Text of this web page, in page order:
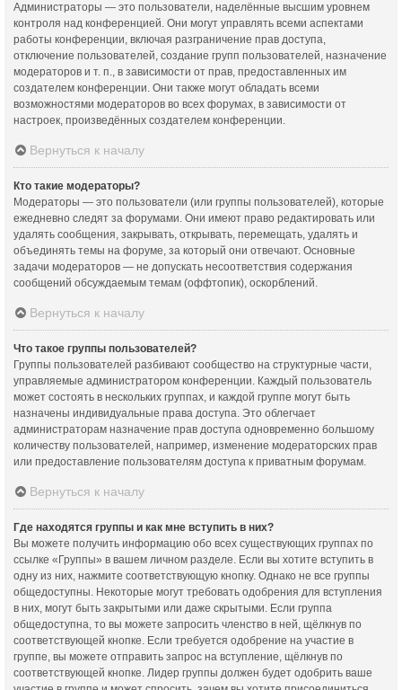
Администраторы — это пользователи, наделённые высшим уровнем
контроля над конференцией. Они могут управлять всеми аспектами
работы конференции, включая разграничение прав доступа,
отключение пользователей, создание групп пользователей, назначение
модераторов и т. п., в зависимости от прав, предоставленных им
создателем конференции. Они также могут обладать всеми
возможностями модераторов во всех форумах, в зависимости от
настроек, произведённых создателем конференции.
Вернуться к началу
Кто такие модераторы?
Модераторы — это пользователи (или группы пользователей), которые
ежедневно следят за форумами. Они имеют право редактировать или
удалять сообщения, закрывать, открывать, перемещать, удалять и
объединять темы на форуме, за который они отвечают. Основные
задачи модераторов — не допускать несоответствия содержания
сообщений обсуждаемым темам (оффтопик), оскорблений.
Вернуться к началу
Что такое группы пользователей?
Группы пользователей разбивают сообщество на структурные части,
управляемые администратором конференции. Каждый пользователь
может состоять в нескольких группах, и каждой группе могут быть
назначены индивидуальные права доступа. Это облегчает
администраторам назначение прав доступа одновременно большому
количеству пользователей, например, изменение модераторских прав
или предоставление пользователям доступа к приватным форумам.
Вернуться к началу
Где находятся группы и как мне вступить в них?
Вы можете получить информацию обо всех существующих группах по
ссылке «Группы» в вашем личном разделе. Если вы хотите вступить в
одну из них, нажмите соответствующую кнопку. Однако не все группы
общедоступны. Некоторые могут требовать одобрения для вступления
в них, могут быть закрытыми или даже скрытыми. Если группа
общедоступна, то вы можете запросить членство в ней, щёлкнув по
соответствующей кнопке. Если требуется одобрение на участие в
группе, вы можете отправить запрос на вступление, щёлкнув по
соответствующей кнопке. Лидер группы должен будет одобрить ваше